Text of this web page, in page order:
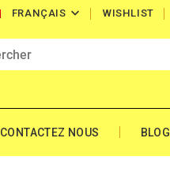
FRANÇAIS  WISHLIST
CONTACTEZ NOUS BLOG